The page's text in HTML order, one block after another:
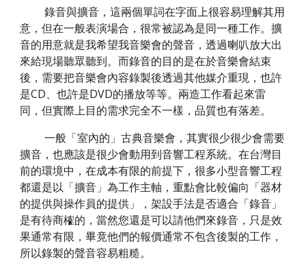
錄音與擴音，這兩個單詞在字面上很容易理解其用
意，但在一般表演場合，很常被認為是同一種工作。擴
音的用意就是我希望我音樂會的聲音，透過喇叭放大出
來給現場聽眾聽到。而錄音的目的是在於音樂會結束
後，需要把音樂會內容錄製後透過其他媒介重現，也許
是CD、也許是DVD的播放等等。兩造工作看起來雷
同，但實際上目的需求完全不一樣，品質也有落差。
一般「室內的」古典音樂會，其實很少很少會需要
擴音，也應該是很少會動用到音響工程系統。在台灣目
前的環境中，在成本有限的前提下，很多小型音響工程
都還是以「擴音」為工作主軸，重點會比較偏向「器材
的提供與操作員的提供」，架設手法是否適合「錄音」
是有待商榷的，當然您還是可以請他們來錄音，只是效
果通常有限，畢竟他們的報價通常不包含後製的工作，
所以錄製的聲音容易粗糙。